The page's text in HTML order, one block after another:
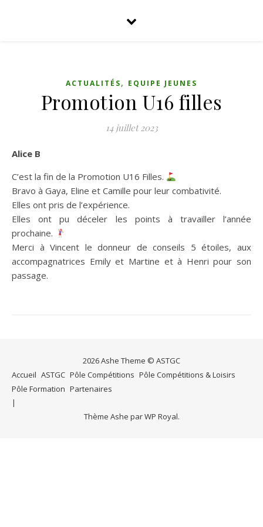
ACTUALITÉS, EQUIPE JEUNES
Promotion U16 filles
14 juillet 2023
Alice B
C’est la fin de la Promotion U16 Filles.
Bravo à Gaya, Eline et Camille pour leur combativité.
Elles ont pris de l’expérience.
Elles ont pu déceler les points à travailler l’année
prochaine.
Merci à Vincent le donneur de conseils 5 étoiles, aux
accompagnatrices Emily et Martine et à Henri pour son
passage.
2026 Ashe Theme © ASTGC
Accueil ASTGC Pôle Compétitions Pôle Compétitions & Loisirs
Pôle Formation Partenaires
Thème Ashe parWP Royal.